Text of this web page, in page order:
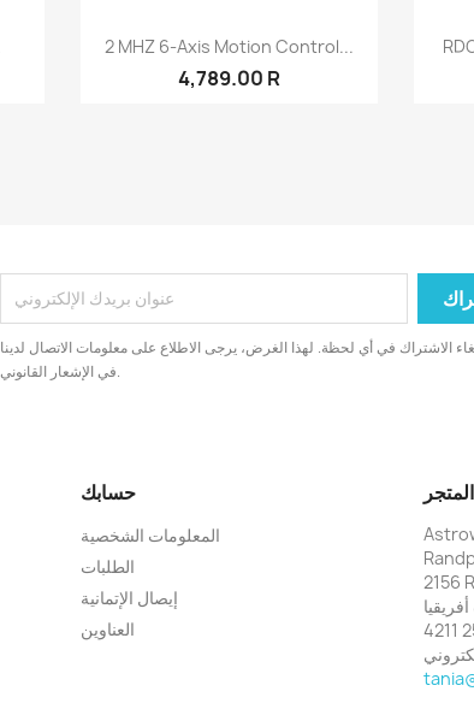
نظرة سريعة
2 MHZ 6-Axis Motion Control...
4,789.00 R
الاشتراك في أي لحظة. لهذا الغرض، يرجى الاطلاع على معلومات الاتصال لدينا
في الإشعار القانوني.
حسابك
المعلومات الشخصية
الطلبات
إيصال الإتمانية
العناوين
2156